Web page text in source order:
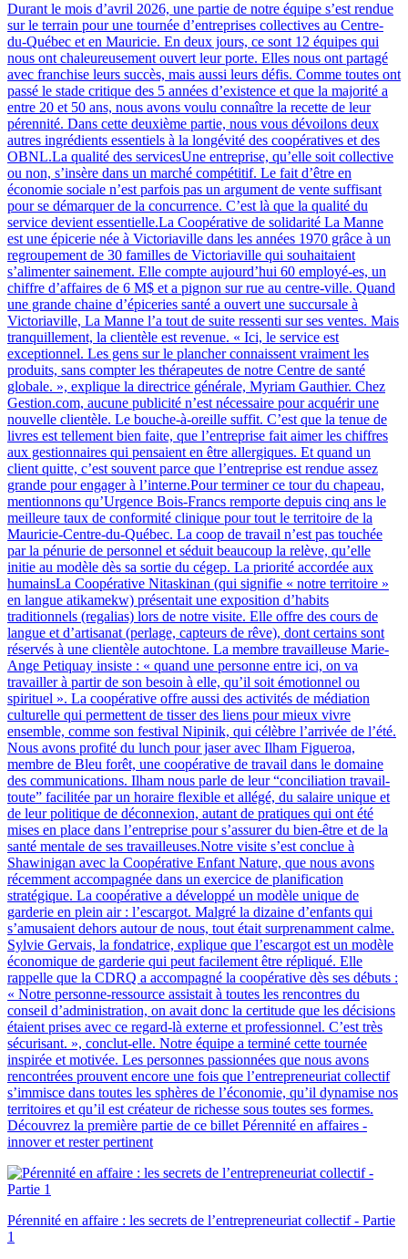
Durant le mois d’avril 2026, une partie de notre équipe s’est rendue
sur le terrain pour une tournée d’entreprises collectives au Centre-
du-Québec et en Mauricie. En deux jours, ce sont 12 équipes qui
nous ont chaleureusement ouvert leur porte. Elles nous ont partagé
avec franchise leurs succès, mais aussi leurs défis. Comme toutes ont
passé le stade critique des 5 années d’existence et que la majorité a
entre 20 et 50 ans, nous avons voulu connaître la recette de leur
pérennité. Dans cette deuxième partie, nous vous dévoilons deux
autres ingrédients essentiels à la longévité des coopératives et des
OBNL.La qualité des servicesUne entreprise, qu’elle soit collective
ou non, s’insère dans un marché compétitif. Le fait d’être en
économie sociale n’est parfois pas un argument de vente suffisant
pour se démarquer de la concurrence. C’est là que la qualité du
service devient essentielle.La Coopérative de solidarité La Manne
est une épicerie née à Victoriaville dans les années 1970 grâce à un
regroupement de 30 familles de Victoriaville qui souhaitaient
s’alimenter sainement. Elle compte aujourd’hui 60 employé-es, un
chiffre d’affaires de 6 M$ et a pignon sur rue au centre-ville. Quand
une grande chaine d’épiceries santé a ouvert une succursale à
Victoriaville, La Manne l’a tout de suite ressenti sur ses ventes. Mais
tranquillement, la clientèle est revenue. « Ici, le service est
exceptionnel. Les gens sur le plancher connaissent vraiment les
produits, sans compter les thérapeutes de notre Centre de santé
globale. », explique la directrice générale, Myriam Gauthier. Chez
Gestion.com, aucune publicité n’est nécessaire pour acquérir une
nouvelle clientèle. Le bouche-à-oreille suffit. C’est que la tenue de
livres est tellement bien faite, que l’entreprise fait aimer les chiffres
aux gestionnaires qui pensaient en être allergiques. Et quand un
client quitte, c’est souvent parce que l’entreprise est rendue assez
grande pour engager à l’interne.Pour terminer ce tour du chapeau,
mentionnons qu’Urgence Bois-Francs remporte depuis cinq ans le
meilleure taux de conformité clinique pour tout le territoire de la
Mauricie-Centre-du-Québec. La coop de travail n’est pas touchée
par la pénurie de personnel et séduit beaucoup la relève, qu’elle
initie au modèle dès sa sortie du cégep. La priorité accordée aux
humainsLa Coopérative Nitaskinan (qui signifie « notre territoire »
en langue atikamekw) présentait une exposition d’habits
traditionnels (regalias) lors de notre visite. Elle offre des cours de
langue et d’artisanat (perlage, capteurs de rêve), dont certains sont
réservés à une clientèle autochtone. La membre travailleuse Marie-
Ange Petiquay insiste : « quand une personne entre ici, on va
travailler à partir de son besoin à elle, qu’il soit émotionnel ou
spirituel ». La coopérative offre aussi des activités de médiation
culturelle qui permettent de tisser des liens pour mieux vivre
ensemble, comme son festival Nipinik, qui célèbre l’arrivée de l’été.
Nous avons profité du lunch pour jaser avec Ilham Figueroa,
membre de Bleu forêt, une coopérative de travail dans le domaine
des communications. Ilham nous parle de leur “conciliation travail-
toute” facilitée par un horaire flexible et allégé, du salaire unique et
de leur politique de déconnexion, autant de pratiques qui ont été
mises en place dans l’entreprise pour s’assurer du bien-être et de la
santé mentale de ses travailleuses.Notre visite s’est conclue à
Shawinigan avec la Coopérative Enfant Nature, que nous avons
récemment accompagnée dans un exercice de planification
stratégique. La coopérative a développé un modèle unique de
garderie en plein air : l’escargot. Malgré la dizaine d’enfants qui
s’amusaient dehors autour de nous, tout était surprenamment calme.
Sylvie Gervais, la fondatrice, explique que l’escargot est un modèle
économique de garderie qui peut facilement être répliqué. Elle
rappelle que la CDRQ a accompagné la coopérative dès ses débuts :
« Notre personne-ressource assistait à toutes les rencontres du
conseil d’administration, on avait donc la certitude que les décisions
étaient prises avec ce regard-là externe et professionnel. C’est très
sécurisant. », conclut-elle. Notre équipe a terminé cette tournée
inspirée et motivée. Les personnes passionnées que nous avons
rencontrées prouvent encore une fois que l’entrepreneuriat collectif
s’immisce dans toutes les sphères de l’économie, qu’il dynamise nos
territoires et qu’il est créateur de richesse sous toutes ses formes.
Découvrez la première partie de ce billet Pérennité en affaires -
innover et rester pertinent
Pérennité en affaire : les secrets de l’entrepreneuriat collectif - Partie
1